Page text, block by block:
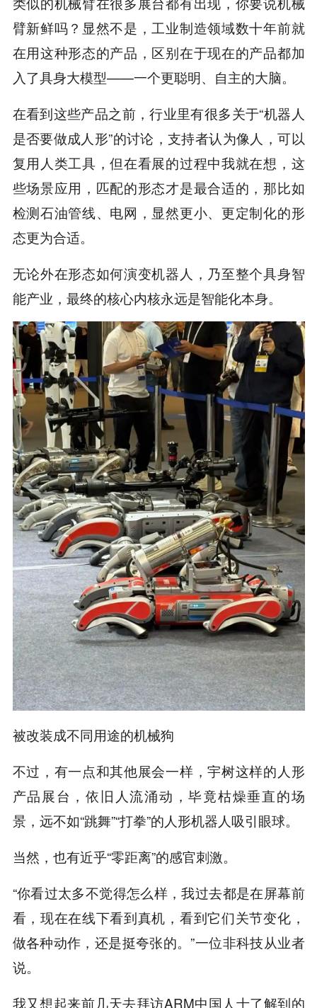
臂新鲜吗？显然不是，工业制造领域数十年前就
在用这种形态的产品，区别在于现在的产品都加
入了具身大模型——一个更聪明、自主的大脑。
在看到这些产品之前，行业里有很多关于“机器人
是否要做成人形”的讨论，支持者认为像人，可以
复用人类工具，但在看展的过程中我就在想，这
些场景应用，匹配的形态才是最合适的，那比如
检测石油管线、电网，显然更小、更定制化的形
态更为合适。
无论外在形态如何演变机器人，乃至整个具身智
能产业，最终的核心内核永远是智能化本身。
被改装成不同用途的机械狗
不过，有一点和其他展会一样，宇树这样的人形
产品展台，依旧人流涌动，毕竟枯燥垂直的场
景，远不如“跳舞”“打拳”的人形机器人吸引眼球。
当然，也有近乎“零距离”的感官刺激。
“你看过太多不觉得怎么样，我过去都是在屏幕前
看，现在在线下看到真机，看到它们关节变化，
做各种动作，还是挺夸张的。”一位非科技从业者
说。
我又想起来前几天去拜访ARM中国人士了解到的